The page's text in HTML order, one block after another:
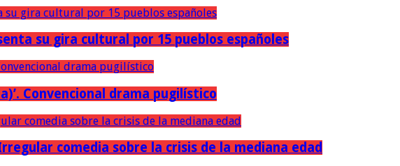
su gira cultural por 15 pueblos españoles
Convencional drama pugilístico
comedia sobre la crisis de la mediana edad